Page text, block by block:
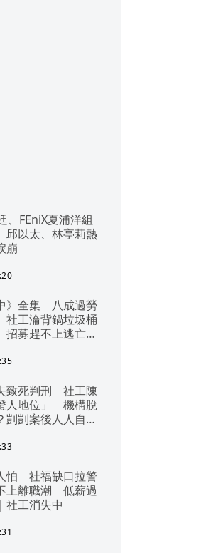
、FEniX夏浦洋組
邱以太、林亭莉熱
崩
》全集 八成過勞
工淪背鍋垃圾桶
募趕不上逃亡
錢遭剝削
致死判刑 社工陳
人地位」 機構脫
剴剴案後人人自危
怕 社福缺口拉警
上離職潮 低薪過
社工消失中